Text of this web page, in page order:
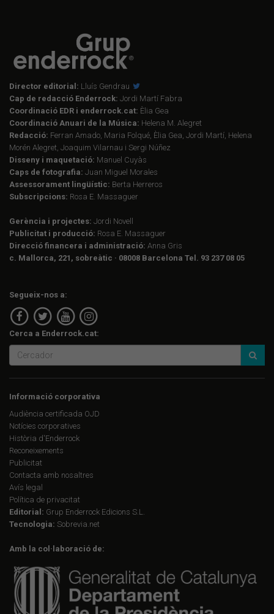
Director editorial: Lluís Gendrau
Cap de redacció Enderrock: Jordi Martí Fabra
Coordinació EDR i enderrock.cat: Èlia Gea
Coordinació Anuari de la Música: Helena M. Alegret
Redacció: Ferran Amado, Maria Folqué, Èlia Gea, Jordi Martí, Helena
Morén Alegret, Joaquim Vilarnau i Sergi Núñez
Disseny i maquetació: Manuel Cuyàs
Caps de fotografia: Juan Miguel Morales
Assessorament lingüístic: Berta Herreros
Subscripcions: Rosa E. Massaguer
Gerència i projectes: Jordi Novell
Publicitat i producció: Rosa E. Massaguer
Direcció financera i administració: Anna Gris
c. Mallorca, 221, sobreàtic · 08008 Barcelona Tel. 93 237 08 05
Segueix-nos a:
Cerca a Enderrock.cat:
Informació corporativa
Audiència certificada OJD
Notícies corporatives
Història d'Enderrock
Reconeixements
Publicitat
Contacta amb nosaltres
Avís legal
Política de privacitat
Editorial: Grup Enderrock Edicions S.L.
Tecnologia: Sobrevia.net
Amb la col·laboració de: